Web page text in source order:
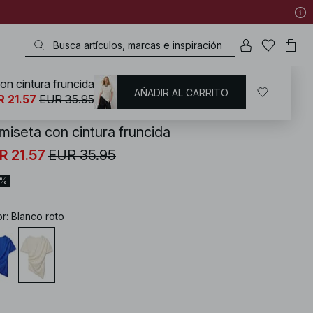
/ Tops / Ruched Tops
con cintura fruncida
21.57 EUR 35.95
: Blanco roto
cintura fruncida
21.57 EUR 35.95 AÑADIR AL CARRITO